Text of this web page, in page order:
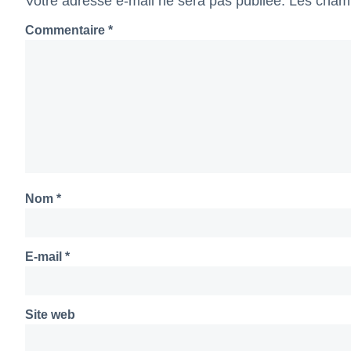
Commentaire *
Nom *
E-mail *
Site web